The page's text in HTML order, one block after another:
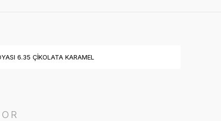
6.35 ÇİKOLATA KARAMEL